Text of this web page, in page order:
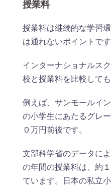
授業料
授業料は継続的な学習
は通れないポイントです
インターナショナルス
校と授業料を比較しても
例えば、サンモールイ
の小学生にあたるグレ
０万円前後です。
文部科学省のデータに
の年間の授業料は、約
ています。日本の私立